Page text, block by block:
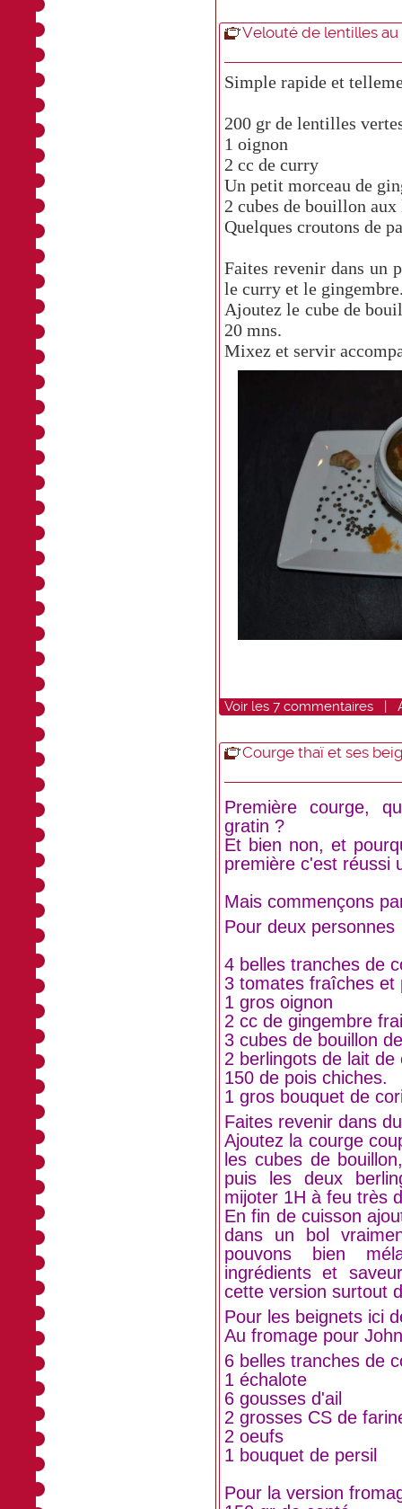
Velouté de lentilles au
Simple rapide et
200 gr de lentilles
1 oignon
2 cc de curry
Un petit morceau de
2 cubes de bouillon aux
Quelques croutons de
Faites revenir dans un
le curry et le
Ajoutez le cube de
20 mns.
Mixez et servir
Voir les 7 commentaires |
Courge thaï et ses
Première courge,
gratin ?
Et bien non, et
première c'est réussi
Mais commençons
Pour deux personnes
4 belles tranches de
3 tomates fraîches et
1 gros oignon
2 cc de gingembre
3 cubes de bouillon
2 berlingots de lait de
150 de pois chiches.
1 gros bouquet de
Faites revenir dans
Ajoutez la courge
les cubes de
puis les deux
mijoter 1H à feu très
En fin de cuisson
dans un bol
pouvons bien
ingrédients et
cette version surtout
Pour les beignets ici
Au fromage pour John
6 belles tranches de
1 échalote
6 gousses d'ail
2 grosses CS de
2 oeufs
1 bouquet de persil
Pour la version